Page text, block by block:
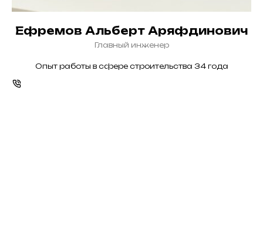
Ефремов Альберт Аряфдинович
Главный инженер
Опыт работы в сфере строительства 34 года